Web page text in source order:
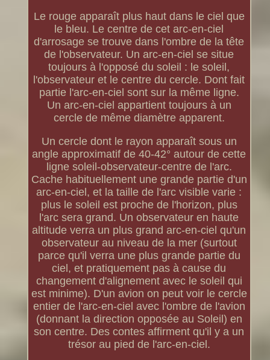
Le rouge apparaît plus haut dans le ciel que
le bleu. Le centre de cet arc-en-ciel
d'arrosage se trouve dans l'ombre de la tête
de l'observateur. Un arc-en-ciel se situe
toujours à l'opposé du soleil : le soleil,
l'observateur et le centre du cercle. Dont fait
partie l'arc-en-ciel sont sur la même ligne.
Un arc-en-ciel appartient toujours à un
cercle de même diamètre apparent.
Un cercle dont le rayon apparaît sous un
angle approximatif de 40-42° autour de cette
ligne soleil-observateur-centre de l'arc.
Cache habituellement une grande partie d'un
arc-en-ciel, et la taille de l'arc visible varie :
plus le soleil est proche de l'horizon, plus
l'arc sera grand. Un observateur en haute
altitude verra un plus grand arc-en-ciel qu'un
observateur au niveau de la mer (surtout
parce qu'il verra une plus grande partie du
ciel, et pratiquement pas à cause du
changement d'alignement avec le soleil qui
est minime). D'un avion on peut voir le cercle
entier de l'arc-en-ciel avec l'ombre de l'avion
(donnant la direction opposée au Soleil) en
son centre. Des contes affirment qu'il y a un
trésor au pied de l'arc-en-ciel.